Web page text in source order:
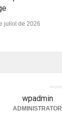
juliol de 2026
wpadmin
ADMINISTRATOR